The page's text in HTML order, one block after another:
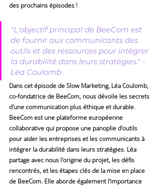
des prochains épisodes !
"L'objectif principal de BeeCom est
de fournir aux communicants des
outils et des ressources pour intégrer
la durabilité dans leurs stratégies." -
Léa Coulomb
Dans cet épisode de Slow Marketing, Léa Coulomb,
co-fondatrice de BeeCom, nous dévoile les secrets
d'une communication plus éthique et durable.
BeeCom est une plateforme européenne
collaborative qui propose une panoplie d'outils
pour aider les entreprises et les communicants à
intégrer la durabilité dans leurs stratégies. Léa
partage avec nous l'origine du projet, les défis
rencontrés, et les étapes clés de la mise en place
de BeeCom. Elle aborde également l'importance